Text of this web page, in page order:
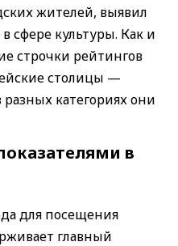
жителей, выявил
сфере культуры. Как и
строчки рейтингов
столицы —
категориях они
в
для посещения
главный